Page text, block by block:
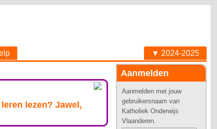
▼ 2024-2025
Aanmelden
Aanmelden met jouw
gebruikersnaam van
Katholiek Onderwijs
Vlaanderen.
lezen? Jawel,